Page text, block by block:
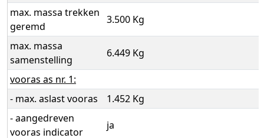
max. massa trekken
geremd
3.500 Kg
max. massa
samenstelling
6.449 Kg
vooras as nr. 1:
- max. aslast vooras
1.452 Kg
- aangedreven
vooras indicator
ja